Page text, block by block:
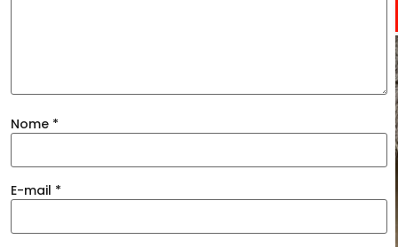
Nome *
E-mail *